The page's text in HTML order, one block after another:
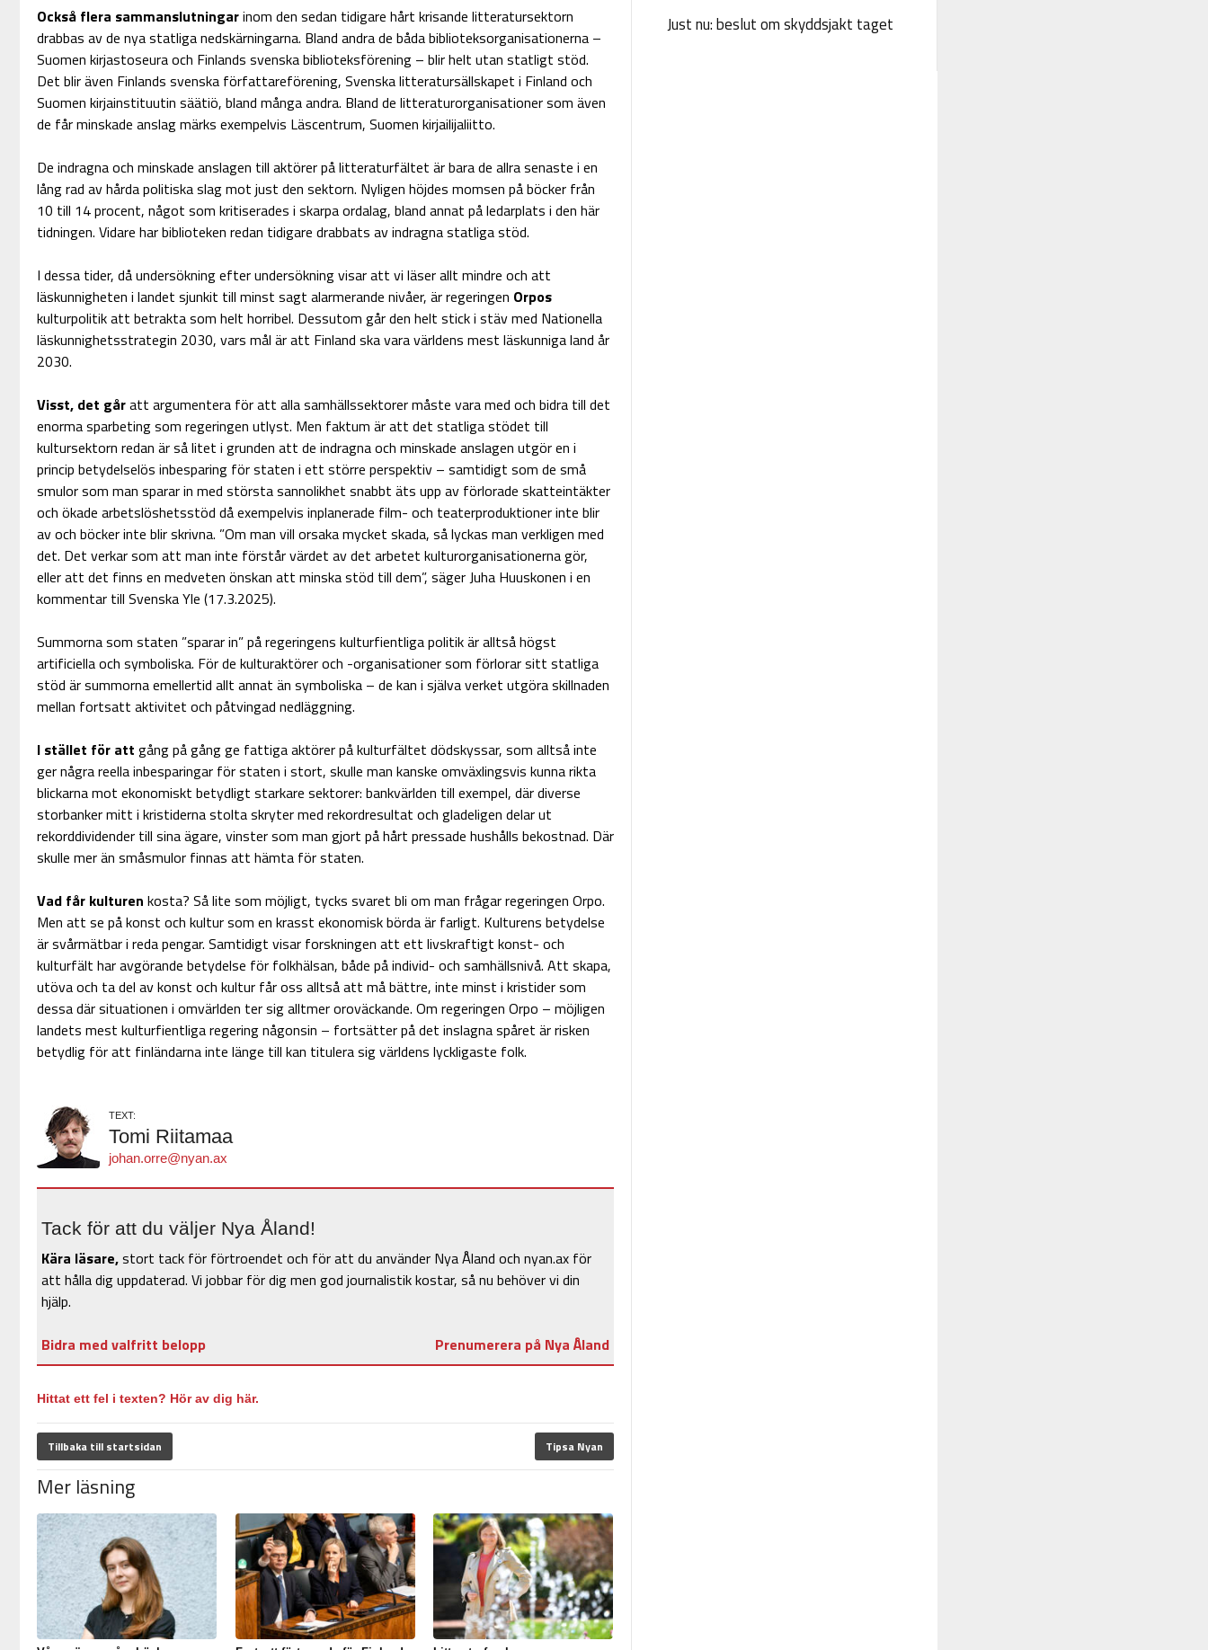
Också flera sammanslutningarinom den sedan tidigare hårt krisande litteratursektorn
drabbas av de nya statliga nedskärningarna. Bland andra de båda biblioteksorganisationerna –
Suomen kirjastoseura och Finlands svenska biblioteksförening – blir helt utan statligt stöd.
Det blir även Finlands svenska författareförening, Svenska litteratursällskapet i Finland och
Suomen kirjainstituutin säätiö, bland många andra. Bland de litteraturorganisationer som även
de får minskade anslag märks exempelvis Läscentrum, Suomen kirjailijaliitto.
De indragna och minskade anslagen till aktörer på litteraturfältet är bara de allra senaste i en
lång rad av hårda politiska slag mot just den sektorn. Nyligen höjdes momsen på böcker från
10 till 14 procent, något som kritiserades i skarpa ordalag, bland annat på ledarplats i den här
tidningen. Vidare har biblioteken redan tidigare drabbats av indragna statliga stöd.
I dessa tider, då undersökning efter undersökning visar att vi läser allt mindre och att
läskunnigheten i landet sjunkit till minst sagt alarmerande nivåer, är regeringen Orpos
kulturpolitik att betrakta som helt horribel. Dessutom går den helt stick i stäv med Nationella
läskunnighetsstrategin 2030, vars mål är att Finland ska vara världens mest läskunniga land år
2030.
Visst, det gåratt argumentera för att alla samhällssektorer måste vara med och bidra till det
enorma sparbeting som regeringen utlyst. Men faktum är att det statliga stödet till
kultursektorn redan är så litet i grunden att de indragna och minskade anslagen utgör en i
princip betydelselös inbesparing för staten i ett större perspektiv – samtidigt som de små
smulor som man sparar in med största sannolikhet snabbt äts upp av förlorade skatteintäkter
och ökade arbetslöshetsstöd då exempelvis inplanerade film- och teaterproduktioner inte blir
av och böcker inte blir skrivna. ”Om man vill orsaka mycket skada, så lyckas man verkligen med
det. Det verkar som att man inte förstår värdet av det arbetet kulturorganisationerna gör,
eller att det finns en medveten önskan att minska stöd till dem”, säger Juha Huuskonen i en
kommentar till Svenska Yle (17.3.2025).
Summorna som staten ”sparar in” på regeringens kulturfientliga politik är alltså högst
artificiella och symboliska. För de kulturaktörer och -organisationer som förlorar sitt statliga
stöd är summorna emellertid allt annat än symboliska – de kan i själva verket utgöra skillnaden
mellan fortsatt aktivitet och påtvingad nedläggning.
I stället för att gång på gång ge fattiga aktörer på kulturfältet dödskyssar, som alltså inte
ger några reella inbesparingar för staten i stort, skulle man kanske omväxlingsvis kunna rikta
blickarna mot ekonomiskt betydligt starkare sektorer: bankvärlden till exempel, där diverse
storbanker mitt i kristiderna stolta skryter med rekordresultat och gladeligen delar ut
rekorddividender till sina ägare, vinster som man gjort på hårt pressade hushålls bekostnad. Där
skulle mer än småsmulor finnas att hämta för staten.
Vad får kulturen kosta? Så lite som möjligt, tycks svaret bli om man frågar regeringen Orpo.
Men att se på konst och kultur som en krasst ekonomisk börda är farligt. Kulturens betydelse
är svårmätbar i reda pengar. Samtidigt visar forskningen att ett livskraftigt konst- och
kulturfält har avgörande betydelse för folkhälsan, både på individ- och samhällsnivå. Att skapa,
utöva och ta del av konst och kultur får oss alltså att må bättre, inte minst i kristider som
dessa där situationen i omvärlden ter sig alltmer oroväckande. Om regeringen Orpo – möjligen
landets mest kulturfientliga regering någonsin – fortsätter på det inslagna spåret är risken
betydlig för att finländarna inte länge till kan titulera sig världens lyckligaste folk.
TEXT:
Tomi Riitamaa
johan.orre@nyan.ax
Tack för att du väljer Nya Åland!
Kära läsare,stort tack för förtroendet och för att du använder Nya Åland och nyan.ax för
att hålla dig uppdaterad. Vi jobbar för dig men god journalistik kostar, så nu behöver vi din
hjälp.
Bidra med valfritt belopp
Prenumerera på Nya Åland
Hittat ett fel i texten? Hör av dig här.
Tillbaka till startsidan Tipsa Nyan
Mer läsning
Just nu: beslut om skyddsjakt taget